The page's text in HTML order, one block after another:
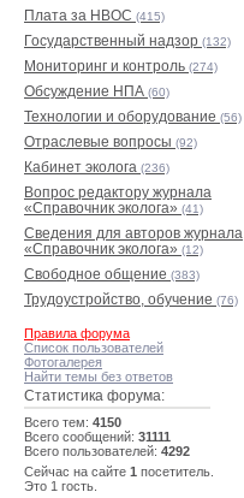
Плата за НВОС (415)
Государственный надзор (132)
Мониторинг и контроль (274)
Обсуждение НПА (60)
Технологии и оборудование (56)
Отраслевые вопросы (92)
Кабинет эколога (236)
Вопрос редактору журнала
«Справочник эколога» (41)
Сведения для авторов журнала
«Справочник эколога» (12)
Свободное общение (383)
Трудоустройство, обучение (76)
Правила форума
Список пользователей
Фотогалерея
Найти темы без ответов
Статистика форума:
Всего тем: 4150
Всего сообщений: 31111
Всего пользователей: 4292
Сейчас на сайте 1 посетитель.
Это 1 гость.